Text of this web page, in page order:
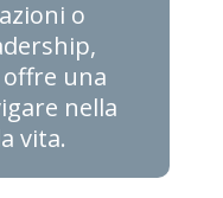
o
offre una
nella
vita.